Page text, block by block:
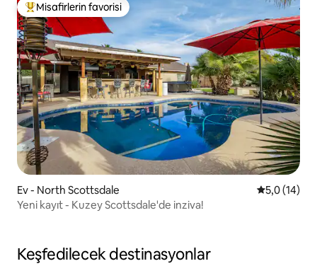
Misafirlerin favorilerinden en beğenilenler arasında
Misafirlerin favorisi
Ev - North Scottsdale 55,0 (14)
Yeni kayıt - Kuzey Scottsdale'de inziva!
Keşfedilecek destinasyonlar